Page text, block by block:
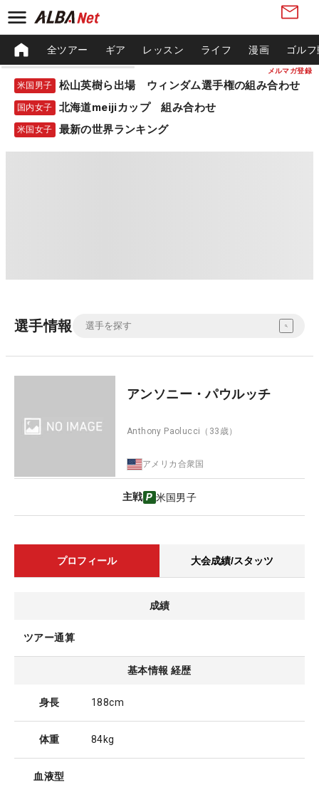
メルマガ登録
全ツアー ギア レッスン ライフ 漫画 ゴル
米国男子 松山英樹ら出場 ウィンダム選手権の組み合わせ
国内女子 北海道meijiカップ 組み合わせ
米国女子 最新の世界ランキング
選手情報
アンソニー・パウルッチ
Anthony Paolucci （33歳）
アメリカ合衆国
主戦 米国男子
プロフィール 大会成績/スタッツ
成績
ツアー通算
基本情報 経歴
身長 188cm
体重 84kg
血液型